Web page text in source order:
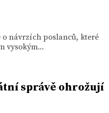
návrzích poslanců, které
vysokým...
správě ohrožují